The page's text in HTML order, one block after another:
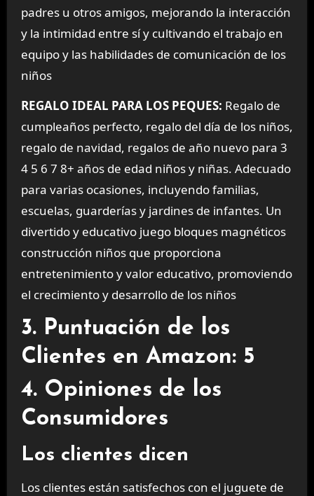
padres u otros amigos, mejorando la interacción
y la intimidad entre sí y cultivando el trabajo en
equipo y las habilidades de comunicación de los
niños
REGALO IDEAL PARA LOS PEQUES: Regalo de
cumpleaños perfecto, regalo del día de los niños,
regalo de navidad, regalos de año nuevo para 3
4 5 6 7 8+ años de edad niños y niñas. Adecuado
para varias ocasiones, incluyendo familias,
escuelas, guarderías y jardines de infantes. Un
divertido y educativo juego bloques magnéticos
construcción niños que proporciona
entretenimiento y valor educativo, promoviendo
el crecimiento y desarrollo de los niños
3. Puntuación de los
Clientes en Amazon: 5
4. Opiniones de los
Consumidores
Los clientes dicen
Los clientes están satisfechos con el juguete de